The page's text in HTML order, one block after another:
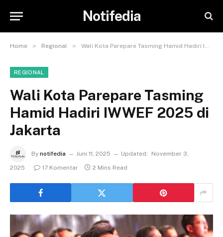
Notifedia
Home » Regional » Wali Kota Parepare Tasming Hamid Hadiri IWWEF 2025 di Jakarta
REGIONAL
Wali Kota Parepare Tasming
Hamid Hadiri IWWEF 2025 di
Jakarta
By notifedia Juni 11, 2025 Updated:
November 3,
2025
17 Komentar 2 Mins Read